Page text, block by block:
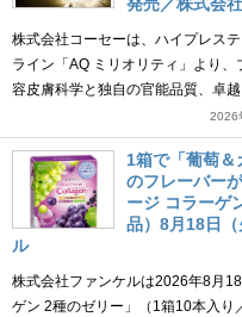
発売／株式会
株式会社コーセーは、ハイプレス
ライン「AQ ミリオリティ」より
容皮膚科学と独自の官能品質、卓
2026
1箱で「葡萄
のフレーバー
ージ コラーゲ
品）8月18日
ル
株式会社ファンケルは2026年8月
ゲン 2種のゼリー」（1箱10本入り